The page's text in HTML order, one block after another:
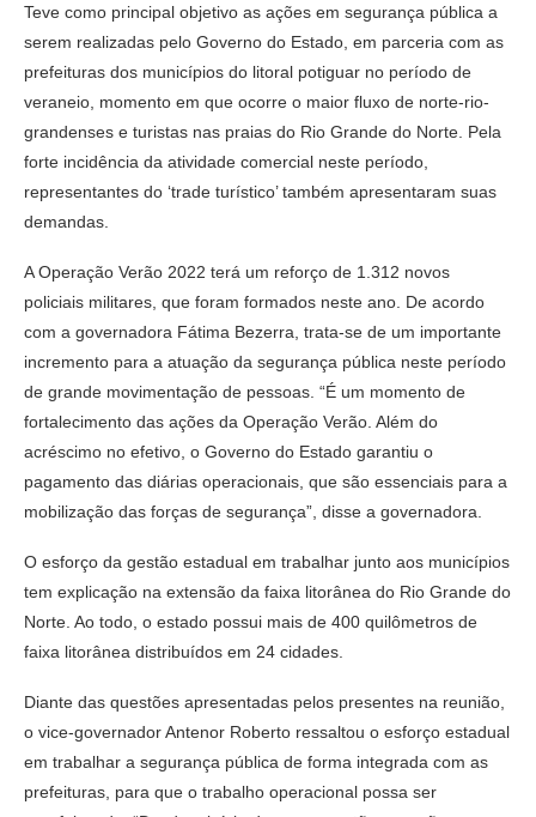
Teve como principal objetivo as ações em segurança pública a
serem realizadas pelo Governo do Estado, em parceria com as
prefeituras dos municípios do litoral potiguar no período de
veraneio, momento em que ocorre o maior fluxo de norte-rio-
grandenses e turistas nas praias do Rio Grande do Norte. Pela
forte incidência da atividade comercial neste período,
representantes do ‘trade turístico’ também apresentaram suas
demandas.
A Operação Verão 2022 terá um reforço de 1.312 novos
policiais militares, que foram formados neste ano. De acordo
com a governadora Fátima Bezerra, trata-se de um importante
incremento para a atuação da segurança pública neste período
de grande movimentação de pessoas. “É um momento de
fortalecimento das ações da Operação Verão. Além do
acréscimo no efetivo, o Governo do Estado garantiu o
pagamento das diárias operacionais, que são essenciais para a
mobilização das forças de segurança”, disse a governadora.
O esforço da gestão estadual em trabalhar junto aos municípios
tem explicação na extensão da faixa litorânea do Rio Grande do
Norte. Ao todo, o estado possui mais de 400 quilômetros de
faixa litorânea distribuídos em 24 cidades.
Diante das questões apresentadas pelos presentes na reunião,
o vice-governador Antenor Roberto ressaltou o esforço estadual
em trabalhar a segurança pública de forma integrada com as
prefeituras, para que o trabalho operacional possa ser